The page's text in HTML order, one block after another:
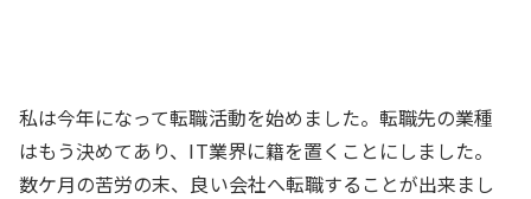
私は今年になって転職活動を始めました。転職先の業種
はもう決めてあり、IT業界に籍を置くことにしました。
数ケ月の苦労の末、良い会社へ転職することが出来まし